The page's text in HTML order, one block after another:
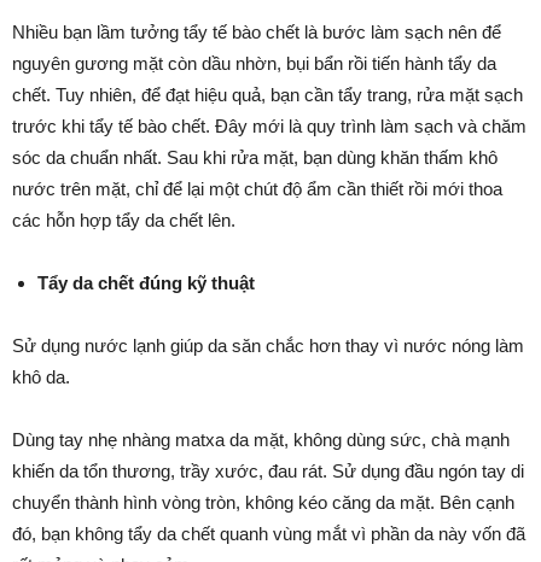
Nhiều bạn lầm tưởng tẩy tế bào chết là bước làm sạch nên để
nguyên gương mặt còn dầu nhờn, bụi bẩn rồi tiến hành tẩy da
chết. Tuy nhiên, để đạt hiệu quả, bạn cần tẩy trang, rửa mặt sạch
trước khi tẩy tế bào chết. Đây mới là quy trình làm sạch và chăm
sóc da chuẩn nhất. Sau khi rửa mặt, bạn dùng khăn thấm khô
nước trên mặt, chỉ để lại một chút độ ẩm cần thiết rồi mới thoa
các hỗn hợp tẩy da chết lên.
Tẩy da chết đúng kỹ thuật
Sử dụng nước lạnh giúp da săn chắc hơn thay vì nước nóng làm
khô da.
Dùng tay nhẹ nhàng matxa da mặt, không dùng sức, chà mạnh
khiến da tổn thương, trầy xước, đau rát. Sử dụng đầu ngón tay di
chuyển thành hình vòng tròn, không kéo căng da mặt. Bên cạnh
đó, bạn không tẩy da chết quanh vùng mắt vì phần da này vốn đã